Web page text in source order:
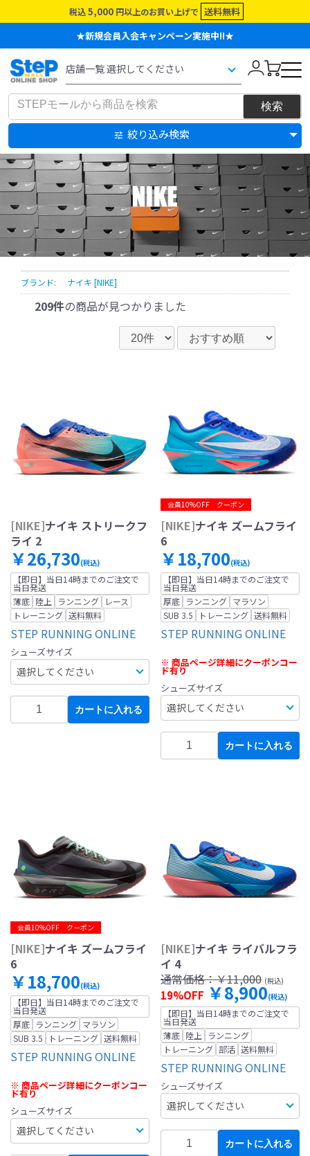
税込 5,000 円以上のお買い上げで 送料無料
★新規会員入会キャンペーン実施中!!★
絞り込み検索
ブランド: ナイキ [NIKE]
209件の商品が見つかりました
[NIKE]ナイキ ストリークフ
ライ 2
￥26,730(税込)
【即日】当日14時までのご注文で
当日発送
薄底 陸上 ランニング
レース
トレーニング 送料無料
STEP RUNNING ONLINE
シューズサイズ
カートに入れる
会員10%OFF クーポン
[NIKE]ナイキ ズームフライ
6
￥18,700(税込)
【即日】当日14時までのご注文で
当日発送
厚底 ランニング マラソン
SUB 3.5
トレーニング 送料無料
STEP RUNNING ONLINE
※ 商品ページ詳細にクーポンコー
ド有り
シューズサイズ
カートに入れる
会員10%OFF クーポン
[NIKE]ナイキ ズームフライ
6
￥18,700(税込)
【即日】当日14時までのご注文で
当日発送
厚底 ランニング マラソン
SUB 3.5
トレーニング 送料無料
STEP RUNNING ONLINE
※ 商品ページ詳細にクーポンコー
ド有り
シューズサイズ
[NIKE]ナイキ ライバルフラ
イ 4
通常価格：￥11,000 (税込)
19%OFF ￥8,900(税込)
【即日】当日14時までのご注文で
当日発送
薄底 陸上
ランニング
トレーニング 部活 送料無料
STEP RUNNING ONLINE
シューズサイズ
カートに入れる